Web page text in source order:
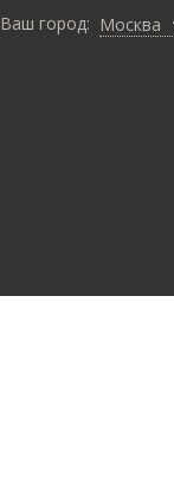
Ваш город: Москва